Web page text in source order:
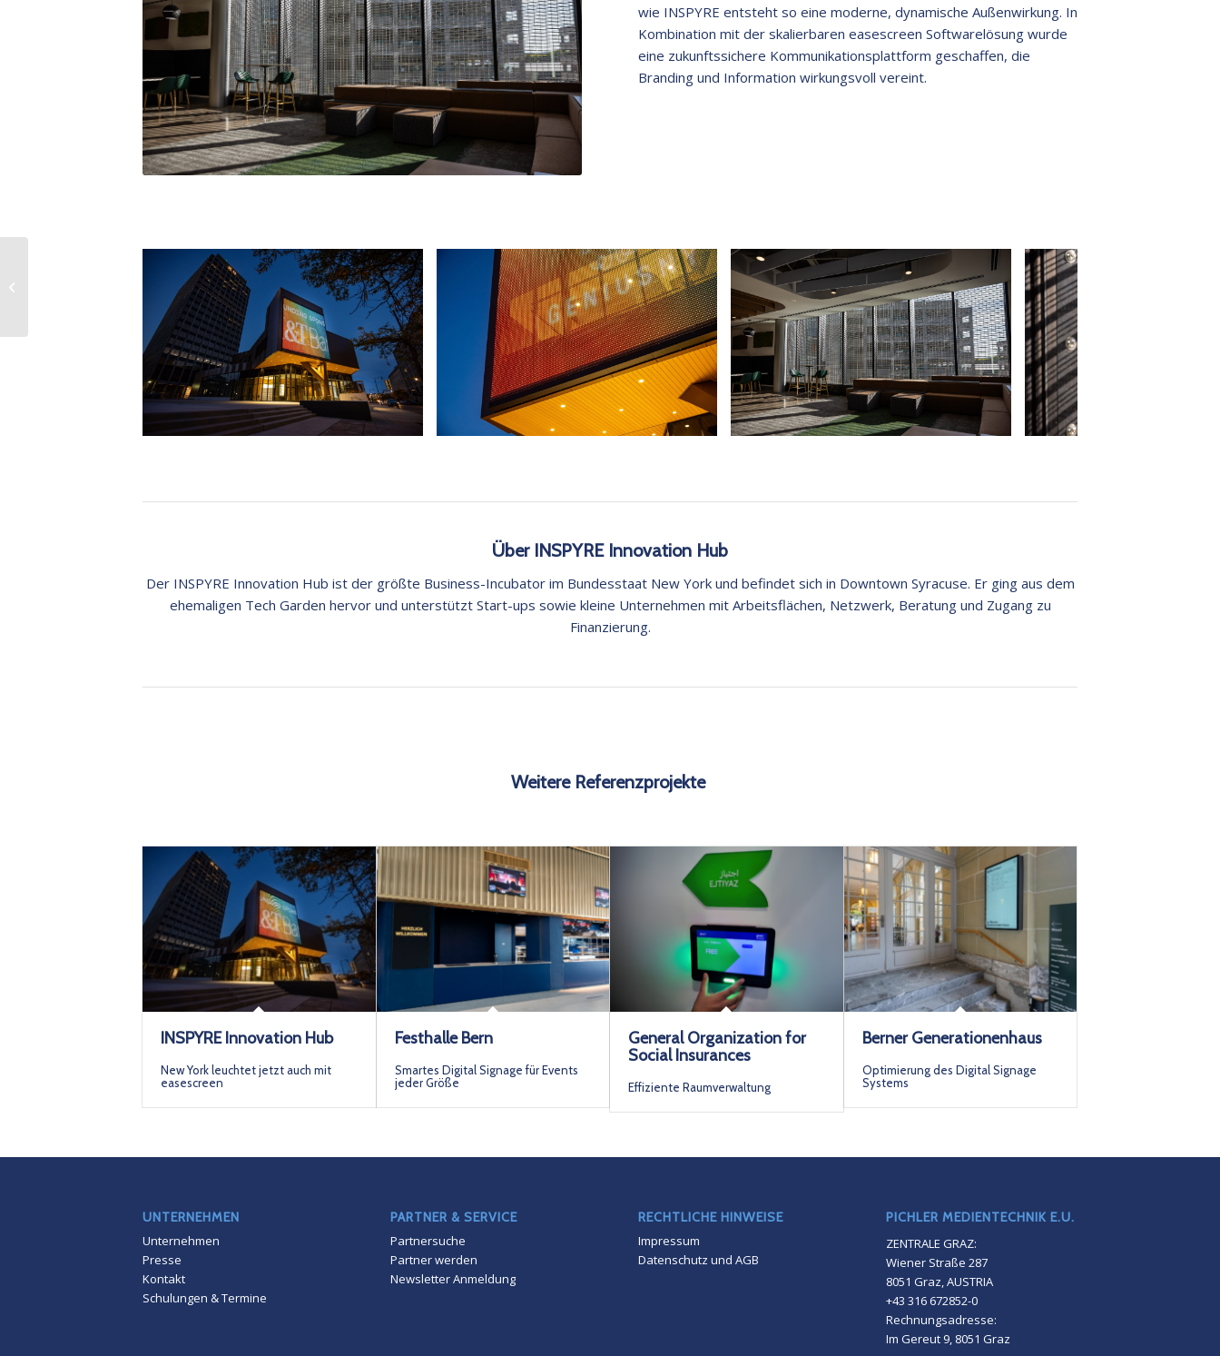
wie INSPYRE entsteht so eine moderne, dynamische Außenwirkung. In
Kombination mit der skalierbaren easescreen Softwarelösung wurde
eine zukunftssichere Kommunikationsplattform geschaffen, die
Branding und Information wirkungsvoll vereint.
Über INSPYRE Innovation Hub
Der INSPYRE Innovation Hub ist der größte Business-Incubator im Bundesstaat New York und befindet sich in Downtown Syracuse. Er ging aus dem
ehemaligen Tech Garden hervor und unterstützt Start-ups sowie kleine Unternehmen mit Arbeitsflächen, Netzwerk, Beratung und Zugang zu
Finanzierung.
Weitere Referenzprojekte
INSPYRE Innovation Hub
New York leuchtet jetzt auch mit
easescreen
Festhalle Bern
Smartes Digital Signage für Events
jeder Größe
General Organization for
Social Insurances
Effiziente Raumverwaltung
Berner Generationenhaus
Optimierung des Digital Signage
Systems
UNTERNEHMEN
Unternehmen
Presse
Kontakt
Schulungen & Termine
PARTNER & SERVICE
Partnersuche
Partner werden
Newsletter Anmeldung
RECHTLICHE HINWEISE
Impressum
Datenschutz und AGB
PICHLER MEDIENTECHNIK E.U.
ZENTRALE GRAZ:
Wiener Straße 287
8051 Graz, AUSTRIA
+43 316 672852-0
Rechnungsadresse:
Im Gereut 9, 8051 Graz